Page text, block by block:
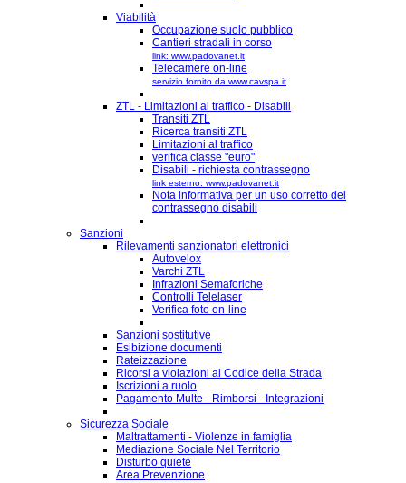
Viabilità
Occupazione suolo pubblico
Cantieri stradali in corso
link: www.padovanet.it
Telecamere on-line
servizio fornito da www.cavspa.it
ZTL - Limitazioni al traffico - Disabili
Transiti ZTL
Ricerca transiti ZTL
Limitazioni al traffico
verifica classe "euro"
Disabili - richiesta contrassegno
link esterno: www.padovanet.it
Nota informativa per un uso corretto del
contrassegno disabili
Sanzioni
Rilevamenti sanzionatori elettronici
Autovelox
Varchi ZTL
Infrazioni Semaforiche
Controlli Telelaser
Verifica foto on-line
Sanzioni sostitutive
Esibizione documenti
Rateizzazione
Ricorsi a violazioni al Codice della Strada
Iscrizioni a ruolo
Pagamento Multe - Rimborsi - Integrazioni
Sicurezza Sociale
Maltrattamenti - Violenze in famiglia
Mediazione Sociale Nel Territorio
Disturbo quiete
Area Prevenzione